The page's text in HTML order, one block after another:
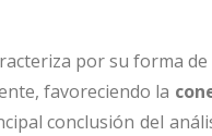
por su forma
favoreciendo la
conclusión del